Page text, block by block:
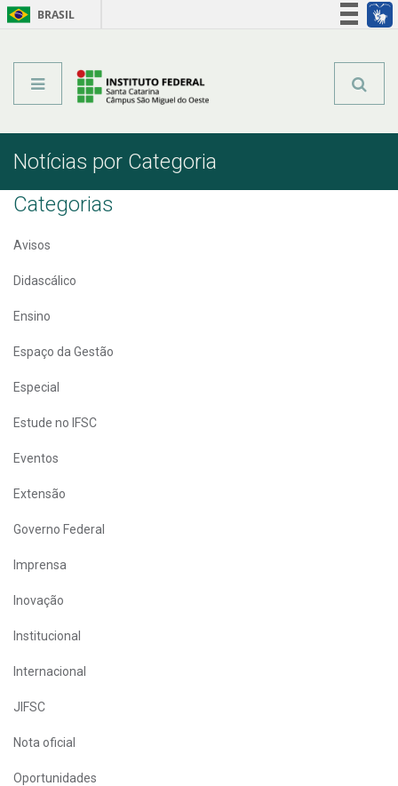
BRASIL
Notícias por Categoria
Categorias
Avisos
Didascálico
Ensino
Espaço da Gestão
Especial
Estude no IFSC
Eventos
Extensão
Governo Federal
Imprensa
Inovação
Institucional
Internacional
JIFSC
Nota oficial
Oportunidades